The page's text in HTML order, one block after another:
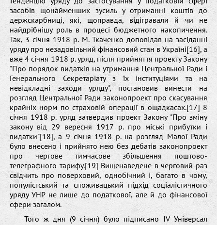
засобів щонайменших зусиль у отриманні коштів до
держскарбниці, які, щоправда, відігравали й чи не
найдрібнішу роль в процесі бюджетного накопичення.
Так, 3 січня 1918 р. М. Ткаченко доповідав на засіданні
уряду про незадовільний фінансовий стан в Україні[16], а
вже 4 січня 1918 р. уряд, після прийняття проекту Закону
"Про порядок видатків на утримання Центральної Ради і
Генерального Секретаріату з їх інституціями та на
невідкладні заходи уряду", постановив винести на
розгляд Центральної Ради законопроект про скасування
крайніх норм по страховій операції в ощадкасах.[17] 8
січня 1918 р. уряд затвердив проект Закону "Про зміну
закону від 29 вересня 1917 р. про міські прибутки і
видатки"[18], а 9 січня 1918 р. на розгляд Малої Ради
було внесено і прийнято нею без дебатів законопроект
про чергове тимчасове збільшення поштово-
телеграфного тарифу.[19] Вищенаведене в черговий раз
свідчить про поверховий, однобічний і, багато в чому,
популістський та споживацький підхід соціалістичного
уряду УНР не лише до податкової, але й до фінансової
сфери загалом.
Того ж дня (9 січня) було підписано IV Універсал